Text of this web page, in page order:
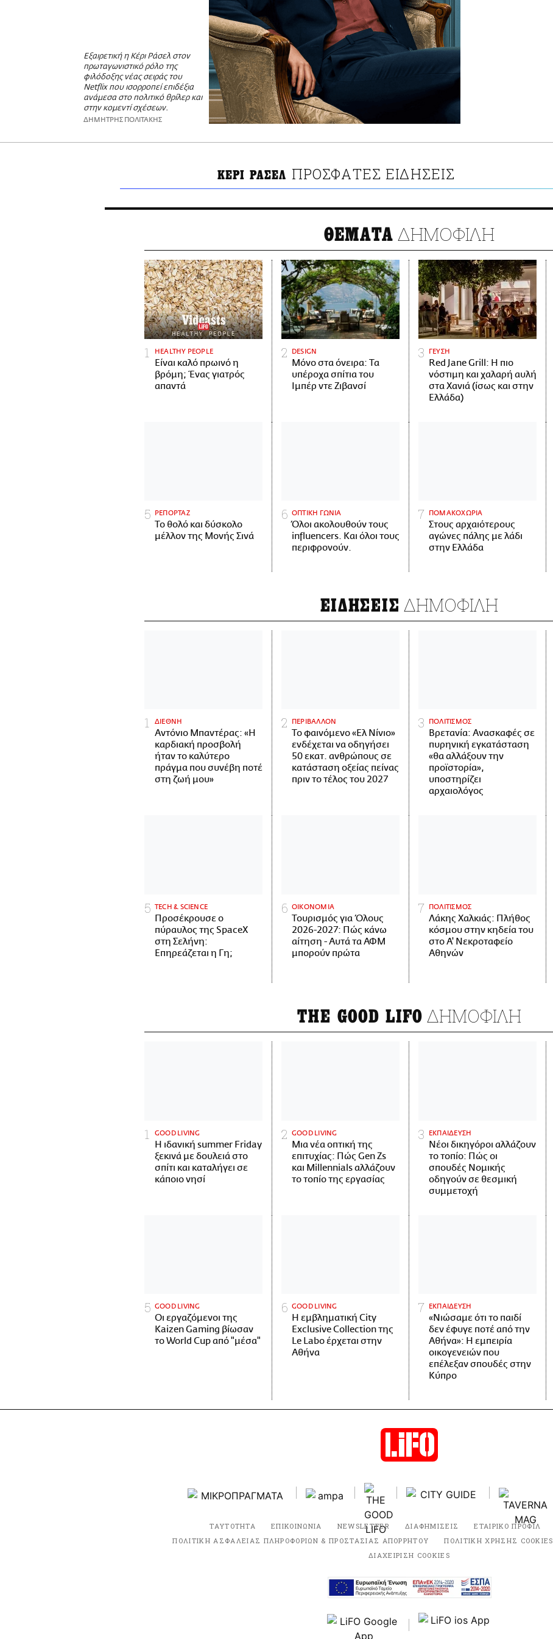
Εξαιρετική η Κέρι Ράσελ στον
πρωταγωνιστικό ρόλο της
φιλόδοξης νέας σειράς του
Netflix που ισορροπεί επιδέξια
ανάμεσα στο πολιτικό θρίλερ και
στην κομεντί σχέσεων.
ΔΗΜΗΤΡΗΣ ΠΟΛΙΤΑΚΗΣ
ΚΕΡΙ ΡΑΣΕΛ ΠΡΟΣΦΑΤΕΣ ΕΙΔΗΣΕΙΣ
ΘΕΜΑΤΑ ΔΗΜΟΦΙΛΗ
HEALTHY PEOPLE
Είναι καλό πρωινό η
βρόμη; Ένας γιατρός
απαντά
DESIGN
Μόνο στα όνειρα: Τα
υπέροχα σπίτια του
Ιμπέρ ντε Ζιβανσί
ΓΕΥΣΗ
Red Jane Grill: Η πιο
νόστιμη και χαλαρή αυλή
στα Χανιά (ίσως και στην
Ελλάδα)
ΡΕΠΟΡΤΑΖ
Το θολό και δύσκολο
μέλλον της Μονής Σινά
ΟΠΤΙΚΗ ΓΩΝΙΑ
Όλοι ακολουθούν τους
influencers. Και όλοι τους
περιφρονούν.
ΠΟΜΑΚΟΧΩΡΙΑ
Στους αρχαιότερους
αγώνες πάλης με λάδι
στην Ελλάδα
ΕΙΔΗΣΕΙΣ ΔΗΜΟΦΙΛΗ
ΔΙΕΘΝΗ
Αντόνιο Μπαντέρας: «Η
καρδιακή προσβολή
ήταν το καλύτερο
πράγμα που συνέβη ποτέ
στη ζωή μου»
ΠΕΡΙΒΑΛΛΟΝ
Το φαινόμενο «Ελ Νίνιο»
ενδέχεται να οδηγήσει
50 εκατ. ανθρώπους σε
κατάσταση οξείας πείνας
πριν το τέλος του 2027
ΠΟΛΙΤΙΣΜΟΣ
Βρετανία: Ανασκαφές σε
πυρηνική εγκατάσταση
«θα αλλάξουν την
προϊστορία»,
υποστηρίζει
αρχαιολόγος
ΤECH & SCIENCE
Προσέκρουσε ο
πύραυλος της SpaceX
στη Σελήνη:
Επηρεάζεται η Γη;
ΟΙΚΟΝΟΜΙΑ
Τουρισμός για Όλους
2026-2027: Πώς κάνω
αίτηση - Αυτά τα ΑΦΜ
μπορούν πρώτα
ΠΟΛΙΤΙΣΜΟΣ
Λάκης Χαλκιάς: Πλήθος
κόσμου στην κηδεία του
στο Α' Νεκροταφείο
Αθηνών
THE GOOD LIFO ΔΗΜΟΦΙΛΗ
GOOD LIVING
Η ιδανική summer Friday
ξεκινά με δουλειά στο
σπίτι και καταλήγει σε
κάποιο νησί
GOOD LIVING
Μια νέα οπτική της
επιτυχίας: Πώς Gen Zs
και Millennials αλλάζουν
το τοπίο της εργασίας
ΕΚΠΑΙΔΕΥΣΗ
Νέοι δικηγόροι αλλάζουν
το τοπίο: Πώς οι
σπουδές Νομικής
οδηγούν σε θεσμική
συμμετοχή
GOOD LIVING
Οι εργαζόμενοι της
Kaizen Gaming βίωσαν
το World Cup από "μέσα"
GOOD LIVING
Η εμβληματική City
Exclusive Collection της
Le Labo έρχεται στην
Αθήνα
ΕΚΠΑΙΔΕΥΣΗ
«Νιώσαμε ότι το παιδί
δεν έφυγε ποτέ από την
Αθήνα»: Η εμπειρία
οικογενειών που
επέλεξαν σπουδές στην
Κύπρο
ΤΑΥΤΟΤΗΤΑ ΕΠΙΚΟΙΝΩΝΙΑ NEWSLETTER ΔΙΑΦΗΜΙΣΕΙΣ ΕΤΑΙΡΙΚΟ ΠΡΟΦΙΛ
ΠΟΛΙΤΙΚΗ ΑΣΦΑΛΕΙΑΣ ΠΛΗΡΟΦΟΡΙΩΝ & ΠΡΟΣΤΑΣΙΑΣ ΑΠΟΡΡΗΤΟΥ
ΠΟΛΙΤΙΚΗ ΧΡΗΣΗΣ COOKIES
ΔΙΑΧΕΙΡΙΣΗ COOKIES